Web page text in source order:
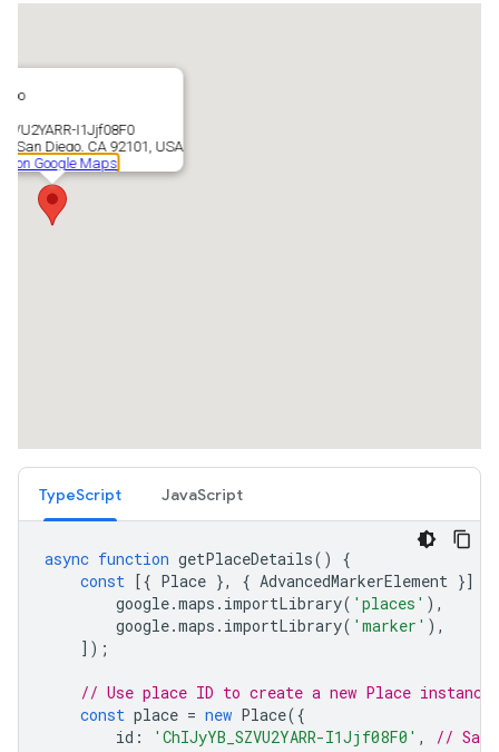
TypeScript JavaScript
async function getPlaceDetails()
{
const [{ Place }, { AdvancedMarkerElement }]
google.maps . importLibrary( 'places' ),
google.maps . importLibrary( 'marker' ),
]);
// Use place ID to create a new Place instance.
const place = new Place({
id : 'ChIJyYB_SZVU2YARR-I1Jjf08F0' ,
// San